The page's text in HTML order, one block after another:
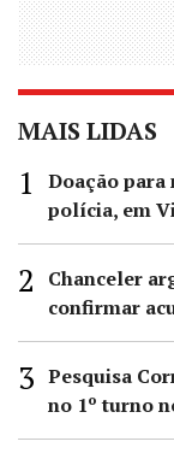
MAIS LIDAS
Doação
polícia, em
Chanceler
confirmar
Pesquisa
no 1º turno